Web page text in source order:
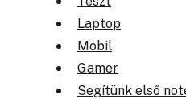
Laptop
Mobil
Gamer
Segítünk első